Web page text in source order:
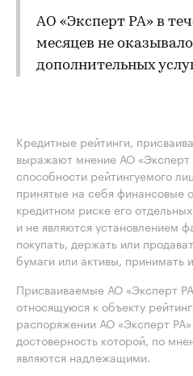
АО «Эксперт РА» в
месяцев не
дополнительных
Кредитные рейтинги,
выражают мнение АО «Эксперт
способности рейтингуемого
принятые на себя финансовые
кредитном риске его
и не являются установлением
покупать, держать или
бумаги или активы, принимать
Присваиваемые АО «Эксперт
относящуюся к объекту
распоряжении АО «Эксперт
достоверность которой, по
являются надлежащими.